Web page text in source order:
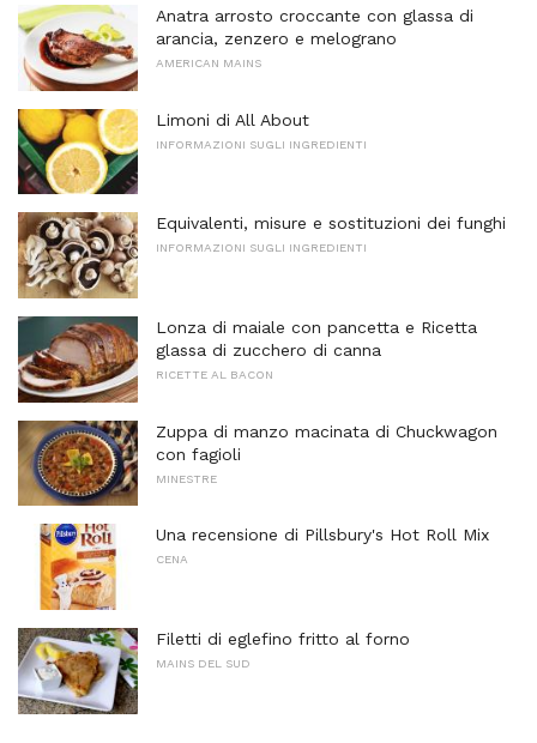
Anatra arrosto croccante con glassa di
arancia, zenzero e melograno
AMERICAN MAINS
Limoni di All About
INFORMAZIONI SUGLI INGREDIENTI
Equivalenti, misure e sostituzioni dei funghi
INFORMAZIONI SUGLI INGREDIENTI
Lonza di maiale con pancetta e Ricetta
glassa di zucchero di canna
RICETTE AL BACON
Zuppa di manzo macinata di Chuckwagon
con fagioli
MINESTRE
Una recensione di Pillsbury's Hot Roll Mix
CENA
Filetti di eglefino fritto al forno
MAINS DEL SUD